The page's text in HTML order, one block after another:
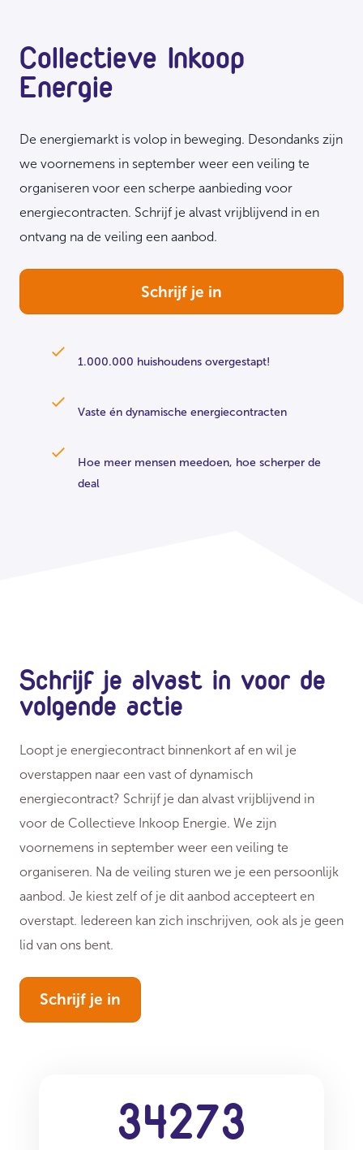
Collectieve Inkoop
Energie
De energiemarkt is volop in beweging. Desondanks zijn
we voornemens in september weer een veiling te
organiseren voor een scherpe aanbieding voor
energiecontracten. Schrijf je alvast vrijblijvend in en
ontvang na de veiling een aanbod.
Schrijf je in
1.000.000 huishoudens overgestapt!
Vaste én dynamische energiecontracten
Hoe meer mensen meedoen, hoe scherper de
deal
Schrijf je alvast in voor de
volgende actie
Loopt je energiecontract binnenkort af en wil je
overstappen naar een vast of dynamisch
energiecontract? Schrijf je dan alvast vrijblijvend in
voor de Collectieve Inkoop Energie. We zijn
voornemens in september weer een veiling te
organiseren. Na de veiling sturen we je een persoonlijk
aanbod. Je kiest zelf of je dit aanbod accepteert en
overstapt. Iedereen kan zich inschrijven, ook als je geen
lid van ons bent.
Schrijf je in
4
7
2
4
3